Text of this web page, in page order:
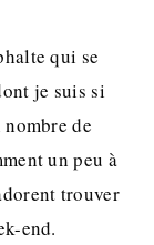
qui se
je suis si
de
un peu à
trouver
end.